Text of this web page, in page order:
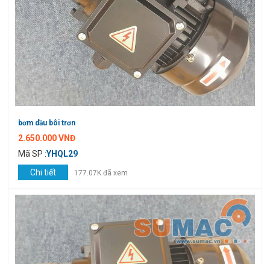
bơm dầu bôi trơn
2.650.000 VNĐ
Mã SP :YHQL29
Chi tiết
177.07K đã xem